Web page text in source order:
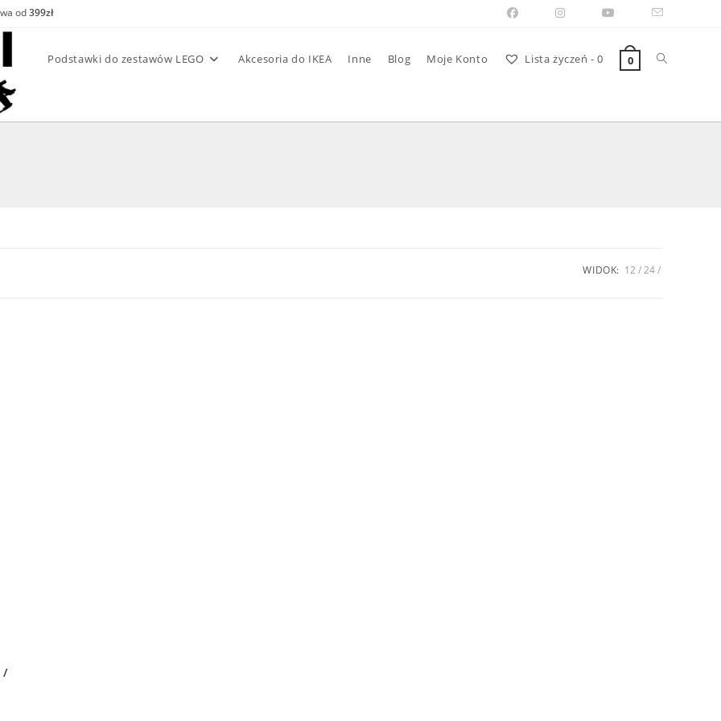
od399zł
Podstawki do zestawów LEGO Akcesoria do IKEA Inne Blog Moje Konto Lista życzeń - 0 0 Toggle
website
WIDOK: 12 24
/